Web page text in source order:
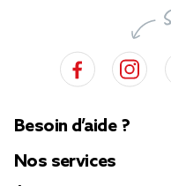
Besoin d’aide ?
Nos services